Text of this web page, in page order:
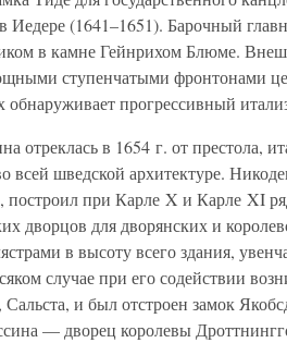
Иедере (1641–1651). Барочный
в камне Гейнрихом Блюме.
ступенчатыми фронтонами
обнаруживает прогрессивный
отреклась в 1654 г. от престола,
всей шведской архитектуре.
при Карле X и Карле XI
дворцов для дворянских и
в высоту всего здания,
случае при его содействии
и был отстроен замок
— дворец королевы